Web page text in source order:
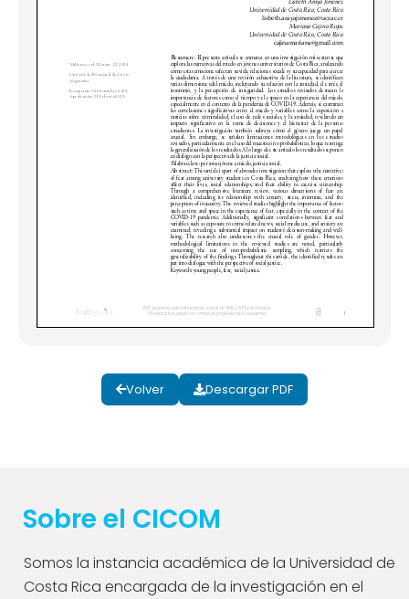
Volver Descargar PDF
Sobre el CICOM
Somos la instancia académica de la Universidad de
Costa Rica encargada de la investigación en el